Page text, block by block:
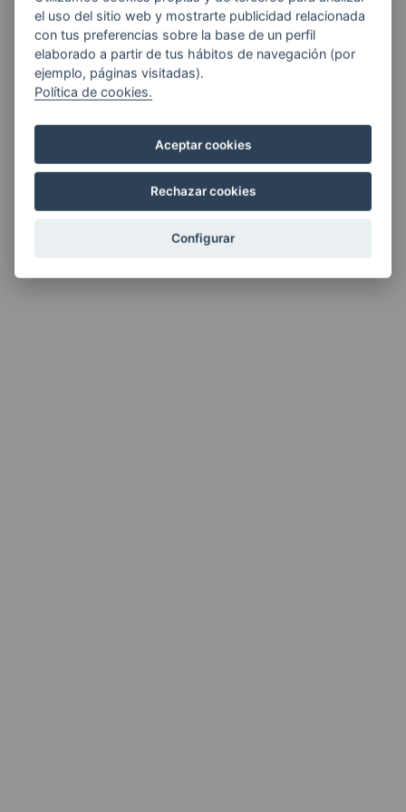
velocidades superiores a 120 m/min.
MÁS INFORMACIÓN
el uso del sitio web y mostrarte publicidad relacionada
con tus preferencias sobre la base de un perfil
elaborado a partir de tus hábitos de navegación (por
ejemplo, páginas visitadas).
Política de cookies.
Aceptar cookies
Rechazar cookies
Configurar